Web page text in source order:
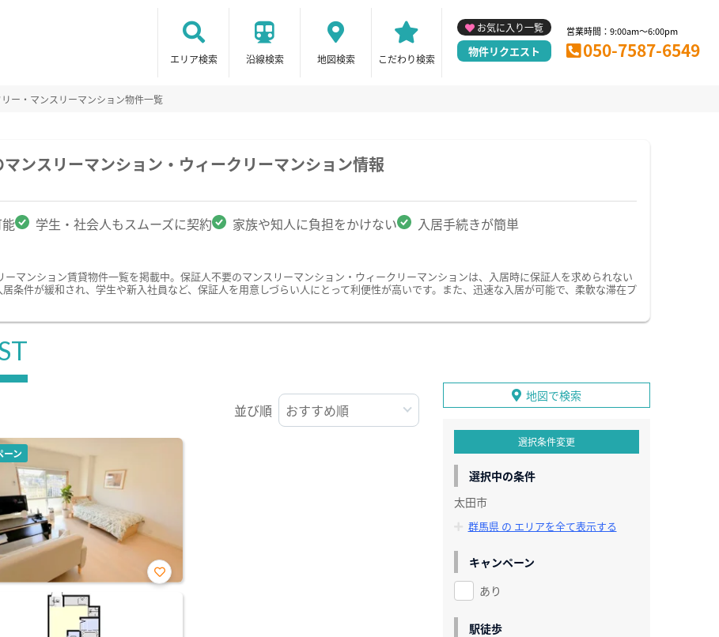
エリア検索 沿線検索 地図検索 こだわり検索
お気に入り一覧
物件リクエスト
営業時間：9:00am～6:00pm
050-7587-6549
ー・マンスリーマンション物件一覧
ンスリーマンション・ウィークリーマンション情報
学生・社会人もスムーズに契約 家族や知人に負担をかけない 入居手続きが簡単
マンション賃貸物件一覧を掲載中。保証人不要のマンスリーマンション・ウィークリーマンションは、入居時に保証人を求められない
条件が緩和され、学生や新入社員など、保証人を用意しづらい人にとって利便性が高いです。また、迅速な入居が可能で、柔軟な滞在プ
並び順
ーン
お気
地図で検索
選択条件変更
選択中の条件
太田市
群馬県 の エリアを全て表示する
キャンペーン
あり
駅徒歩